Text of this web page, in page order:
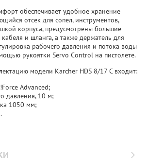
обеспечивает удобное хранение
отсек для сопел, инструментов,
корпуса, предусмотрены большие
и шланга, а также держатель для
рабочего давления и потока воды
рукоятки Servo Control на пистолете.
модели Karcher HDS 8/17 C входит:
Advanced;
давления, 10 м;
1050 мм;